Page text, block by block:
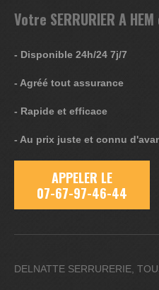
Votre SERRURIER A
- Disponible 24h/24 7j/7
- Agréé tout assurance
- Rapide et efficace
- Au prix juste et connu
APPELER LE
07-67-97-46-44
DELNATTE SERRURERIE,